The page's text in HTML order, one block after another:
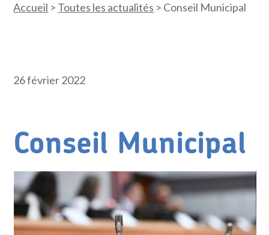
Accueil > Toutes les actualités > Conseil Municipal
26 février 2022
Conseil Municipal